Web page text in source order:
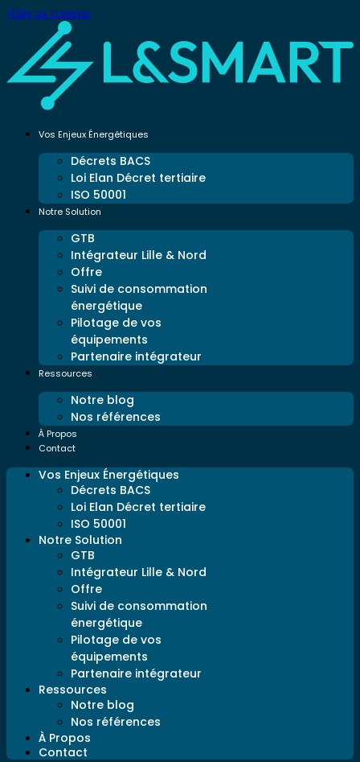
Aller au contenu
Vos Enjeux Énergétiques
Décrets BACS
Loi Elan Décret tertiaire
ISO 50001
Notre Solution
GTB
Intégrateur Lille & Nord
Offre
Suivi de consommation
énergétique
Pilotage de vos
équipements
Partenaire intégrateur
Ressources
Notre blog
Nos références
À Propos
Contact
Vos Enjeux Énergétiques
Décrets BACS
Loi Elan Décret tertiaire
ISO 50001
Notre Solution
GTB
Intégrateur Lille & Nord
Offre
Suivi de consommation
énergétique
Pilotage de vos
équipements
Partenaire intégrateur
Ressources
Notre blog
Nos références
À Propos
Contact